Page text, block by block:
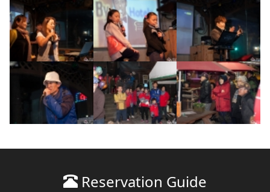
Reservation Guide